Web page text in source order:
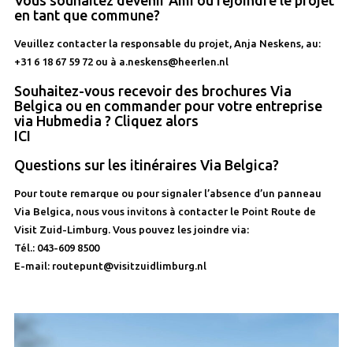
en tant que commune?
Veuillez contacter la responsable du projet, Anja Neskens, au:
+31 6 18 67 59 72 ou à a.neskens@heerlen.nl
Souhaitez-vous recevoir des brochures Via
Belgica ou en commander pour votre entreprise
via Hubmedia ? Cliquez alors
ICI
Questions sur les itinéraires Via Belgica?
Pour toute remarque ou pour signaler l’absence d’un panneau
Via Belgica, nous vous invitons à contacter le Point Route de
Visit Zuid-Limburg. Vous pouvez les joindre via:
Tél.: 043-609 8500
E-mail: routepunt@visitzuidlimburg.nl